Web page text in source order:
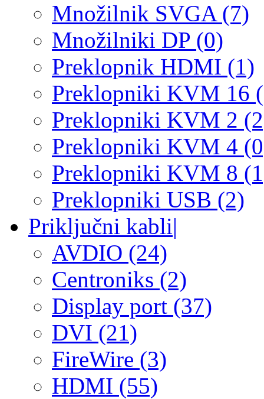
Množilnik SVGA (7)
Množilniki DP (0)
Preklopnik HDMI (1)
Preklopniki KVM 16
Preklopniki KVM 2
Preklopniki KVM 4
Preklopniki KVM 8
Preklopniki USB (2)
Priključni kabli|
AVDIO (24)
Centroniks (2)
Display port (37)
DVI (21)
FireWire (3)
HDMI (55)